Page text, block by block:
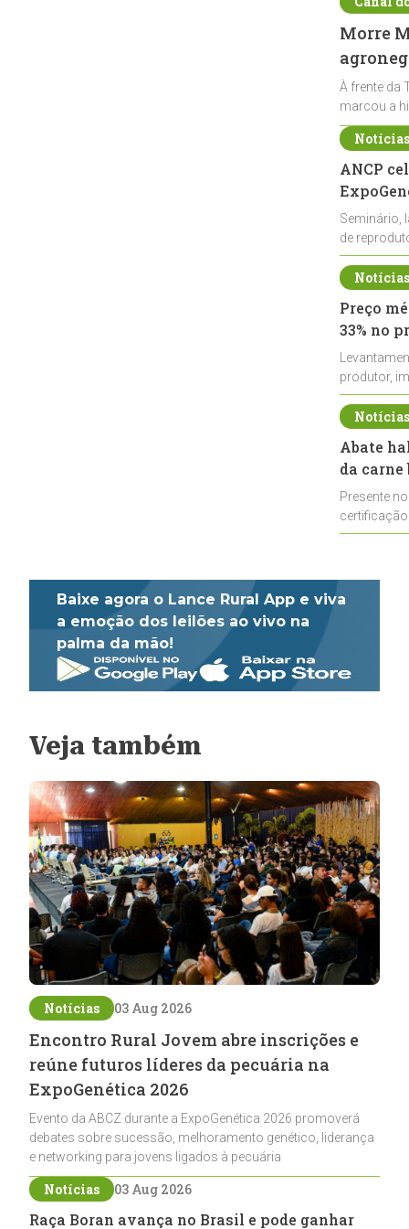
Morre
À frente da
marcou a
ANCP
Seminário,
de
durante a
Preço
33% no
produtor,
de leite cru
Abate
da
Presente
Baixe agora o Lance Rural App e viva
a emoção dos leilões ao vivo na
palma da mão!
Veja também
Notícias 03 Aug 2026
Encontro Rural Jovem abre inscrições e
reúne futuros líderes da pecuária na
ExpoGenética 2026
Evento da ABCZ durante a ExpoGenética 2026 promoverá
debates sobre sucessão, melhoramento genético, liderança
e networking para jovens ligados à pecuária
Notícias 03 Aug 2026
Raça Boran avança no Brasil e pode ganhar